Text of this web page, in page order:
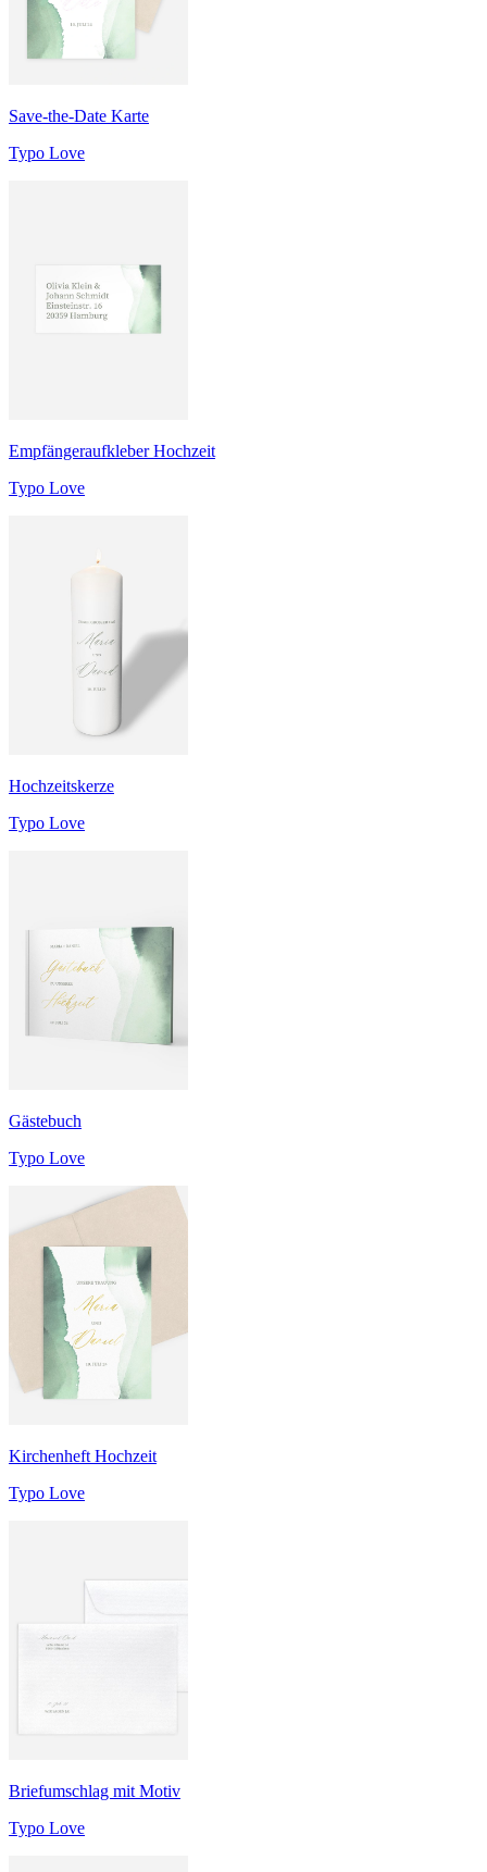
Save-the-Date Karte
Typo Love
Empfängeraufkleber Hochzeit
Typo Love
Hochzeitskerze
Typo Love
Gästebuch
Typo Love
Kirchenheft Hochzeit
Typo Love
Briefumschlag mit Motiv
Typo Love